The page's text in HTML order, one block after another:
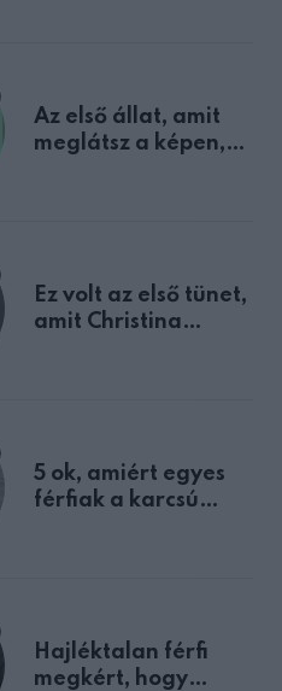
Az első állat, amit
meglátsz a képen,
Ez volt az első tünet,
amit Christina
5 ok, amiért egyes
férfiak a karcsú
Hajléktalan férfi
megkért, hogy